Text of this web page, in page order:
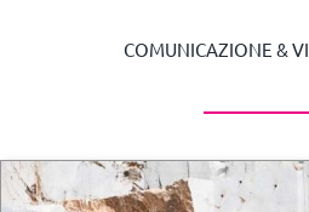
COMUNICAZIONE &